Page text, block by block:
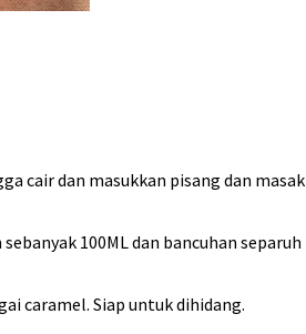
cair dan masukkan pisang dan masak
100ML dan bancuhan separuh
caramel. Siap untuk dihidang.